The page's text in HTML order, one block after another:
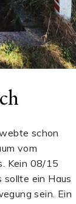
schon
vom
Kein 08/15
sollte ein Haus
sein. Ein